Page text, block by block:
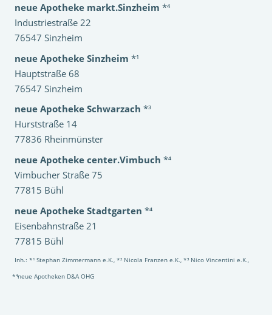
neue Apotheke markt.Sinzheim *⁴
Industriestraße 22
76547 Sinzheim
neue Apotheke Sinzheim *¹
Hauptstraße 68
76547 Sinzheim
neue Apotheke Schwarzach *³
Hurststraße 14
77836 Rheinmünster
neue Apotheke center.Vimbuch *⁴
Vimbucher Straße 75
77815 Bühl
neue Apotheke Stadtgarten *⁴
Eisenbahnstraße 21
77815 Bühl
Inh.: *¹ Stephan Zimmermann e.K., *² Nicola Franzen e.K., *³ Nico Vincentini e.K.,
*⁴neue Apotheken D&A OHG